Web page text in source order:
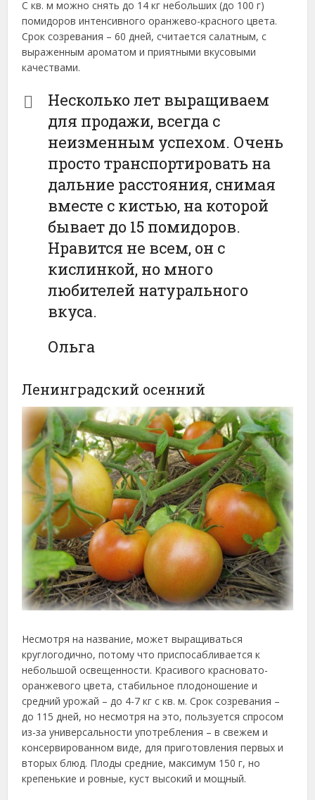
С кв. м можно снять до 14 кг небольших (до 100 г)
помидоров интенсивного оранжево-красного цвета.
Срок созревания – 60 дней, считается салатным, с
выраженным ароматом и приятными вкусовыми
качествами.
Несколько лет выращиваем
для продажи, всегда с
неизменным успехом. Очень
просто транспортировать на
дальние расстояния, снимая
вместе с кистью, на которой
бывает до 15 помидоров.
Нравится не всем, он с
кислинкой, но много
любителей натурального
вкуса.
Ольга
Ленинградский осенний
Несмотря на название, может выращиваться
круглогодично, потому что приспосабливается к
небольшой освещенности. Красивого красновато-
оранжевого цвета, стабильное плодоношение и
средний урожай – до 4-7 кг с кв. м. Срок созревания –
до 115 дней, но несмотря на это, пользуется спросом
из-за универсальности употребления – в свежем и
консервированном виде, для приготовления первых и
вторых блюд. Плоды средние, максимум 150 г, но
крепенькие и ровные, куст высокий и мощный.